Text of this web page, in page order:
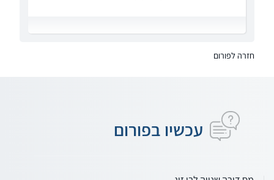
חזרה לפורום
עכשיו בפורום